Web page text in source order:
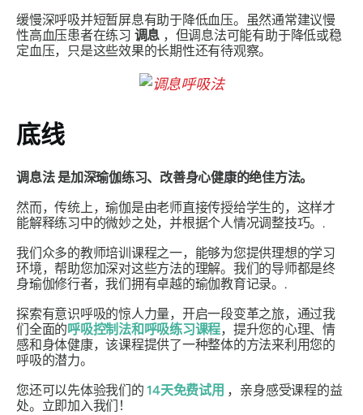
缓慢深呼吸并短暂屏息有助于降低血压。虽然通常建议慢
性高血压患者在练习 调息 ，但调息法可能有助于降低或稳
定血压，只是这些效果的长期性还有待观察。
底线
调息法是加深瑜伽练习、改善身心健康的绝佳方法。
然而，传统上，瑜伽是由老师直接传授给学生的，这样才
能解释练习中的微妙之处，并根据个人情况调整技巧。.
我们众多的教师培训课程之一，能够为您提供理想的学习
环境，帮助您加深对这些方法的理解。我们的导师都是终
身瑜伽修行者，我们拥有卓越的瑜伽教育记录。.
探索有意识呼吸的惊人力量，开启一段变革之旅，通过我
们全面的呼吸控制法和呼吸练习课程，提升您的心理、情
感和身体健康，该课程提供了一种整体的方法来利用您的
呼吸的潜力。
您还可以先体验我们的14天免费试用 ，亲身感受课程的益
处。立即加入我们！